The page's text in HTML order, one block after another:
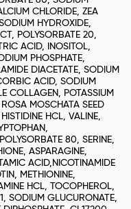
CHLORIDE, ZEA
HYDROXIDE,
POLYSORBATE 20,
ACID, INOSITOL,
PHOSPHATE,
DIACETATE, SODIUM
ACID, SODIUM
COLLAGEN, POTASSIUM
MOSCHATA SEED
HCL, VALINE,
80, SERINE,
ASPARAGINE,
ACID,NICOTINAMIDE
METHIONINE,
HCL, TOCOPHEROL,
SODIUM GLUCURONATE,